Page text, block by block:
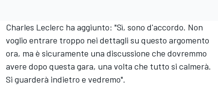
Charles Leclerc ha aggiunto: "Sì, sono d'accordo. Non
voglio entrare troppo nei dettagli su questo argomento
ora, ma è sicuramente una discussione che dovremmo
avere dopo questa gara, una volta che tutto si calmerà.
Si guarderà indietro e vedremo".